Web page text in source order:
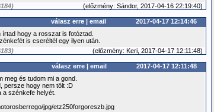
(előzmény: Sándor, 2017-04-16 22:19:40)
válasz erre | email
2017-04-17 12:14:46
hogy a rosszat is fotóztad.
is cseréltél egy ilyen után.
(előzmény: Keri, 2017-04-17 12:11:48)
válasz erre | email
2017-04-17 12:11:48
meg és tudom mi a gond.
persze hogy nem tölt :D
a szénkefe helyét.
jpg/etz250forgoreszb.jpg